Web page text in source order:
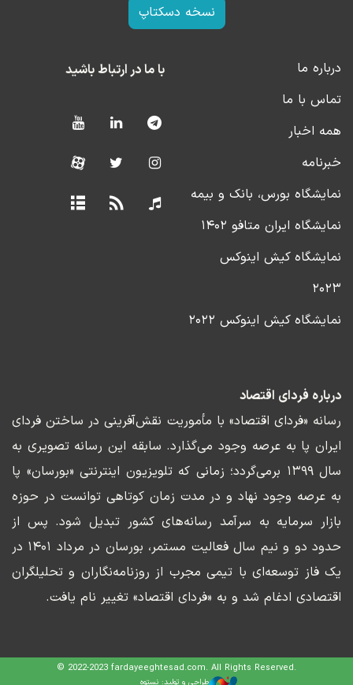
نسخه دسکتاپ
درباره ما
تماس با ما
همه اخبار
خبرنامه
نمایشگاه بورس، بانک و بیمه
نمایشگاه ایران متافو ۱۴۰۲
نمایشگاه کیش اینوکس
۲۰۲۳
نمایشگاه کیش اینوکس ۲۰۲۲
با ما در ارتباط باشید
درباره فردای اقتصاد
رسانه «فردای اقتصاد» با مأموریت نقش‌آفرینی در ساختن فردای
ایران پا به عرصه وجود می‌گذارد. سابقه این رسانه تصویری به
سال ۱۳۹۹ برمی‌گردد؛ زمانی که تلویزیون اینترنتی «بورسان» پا
به عرصه وجود نهاد و در مدت زمان کوتاهی توانست در حوزه
بازار سرمایه به سرآمد رسانه‌های کشور تبدیل شود. پس از
حدود دو و نیم سال فعالیت مستمر، بورسان در مرداد ۱۴۰۱ در
یک فاز توسعه‌ای با تیمی مجرب از روزنامه‌نگاران و تحلیلگران
اقتصادی ادغام شد و به «فردای اقتصاد» تغییر نام یافت.
© 2022-2023 fardayeeghtesad.com. All Rights Reserved.
طراحی و تولید: نستوه